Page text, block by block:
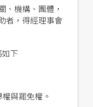
、機構、團體，
者，得經理事會
下
與罷免權。